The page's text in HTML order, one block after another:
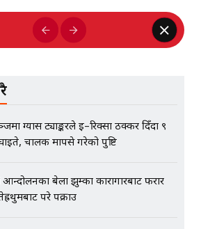
ग्यास ट्याङ्करले ई–रिक्सा ठक्कर दिँदा ९
चालक मापसे गरेको पुष्टि
बेला झुम्का कारागारबाट फरार
परे पक्राउ